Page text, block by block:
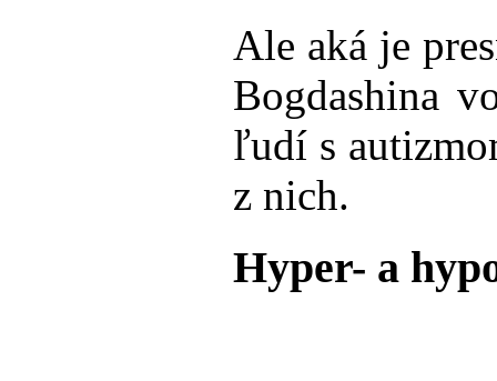
Ale aká je
Bogdashina
ľudí s
z nich.
Hyper- a